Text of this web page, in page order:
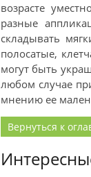
возрасте
разные
складывать
полосатые,
могут быть
любом случае
мнению ее
Вернуться к